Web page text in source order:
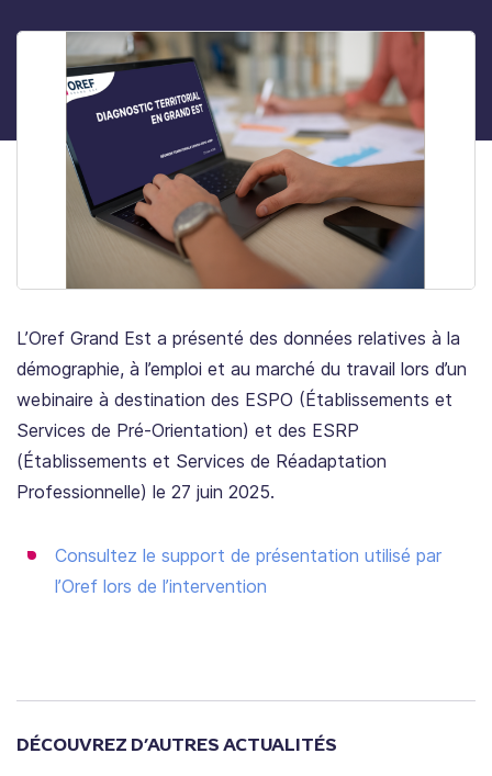
L’Oref Grand Est a présenté des données relatives à la
démographie, à l’emploi et au marché du travail lors d’un
webinaire à destination des ESPO (Établissements et
Services de Pré-Orientation) et des ESRP
(Établissements et Services de Réadaptation
Professionnelle) le 27 juin 2025.
Consultez le support de présentation utilisé par
l’Oref lors de l’intervention
DÉCOUVREZ D’AUTRES ACTUALITÉS